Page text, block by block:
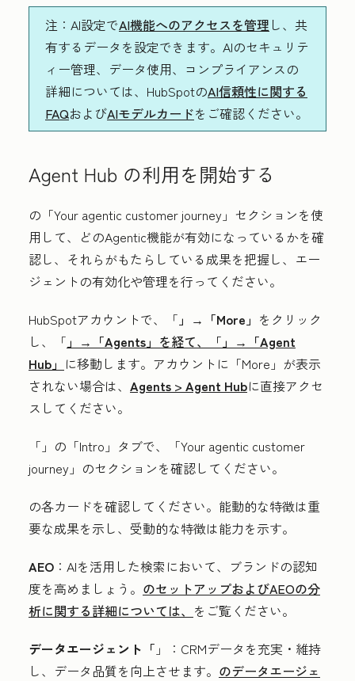
注 ：AI設定でAI機能へのアクセスを管理 し、共
有するデータを設定できます。AIのセキュリテ
ィー管理、データ使用、コンプライアンスの
詳細については、HubSpotのAI信頼性に関する
FAQおよびAIモデルカードをご確認ください。
Agent Hub の利用を開始する
の「Your agentic customer journey」 セクションを使
用して、どのAgentic機能が有効になっているかを確
認し、それらがもたらしている成果を把握し、エー
ジェントの有効化や管理を行ってください。
HubSpotアカウントで、「 」→「More」 をクリック
し、「 」→「Agents」 を経て、「 」→「Agent
Hub」 に移動します。アカウントに「More」が表示
されない場合は、 Agents > Agent Hubに直接アクセ
スしてください。
「 」の「Intro 」タブで、「Your agentic customer
journey 」のセクションを確認してください。
の各カードを確認してください。能動的な特徴は重
要な成果を示し、受動的な特徴は能力を示す。
AEO ：AIを活用した検索において、ブランドの認知
度を高めましょう。 のセットアップおよびAEOの分
析に関する詳細については、 をご覧ください。
データエージェント「 」：CRMデータを充実・維持
し、データ品質を向上させます。 のデータエージェ